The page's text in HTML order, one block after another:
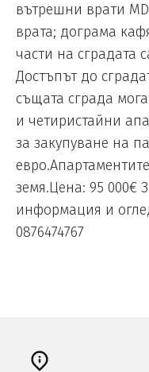
вътрешни врати
врата; дограма
части на сградата
Достъпът до
същата сграда
и четиристайни
за закупуване на
земя.Цена: 95 000€
информация и
0876474767